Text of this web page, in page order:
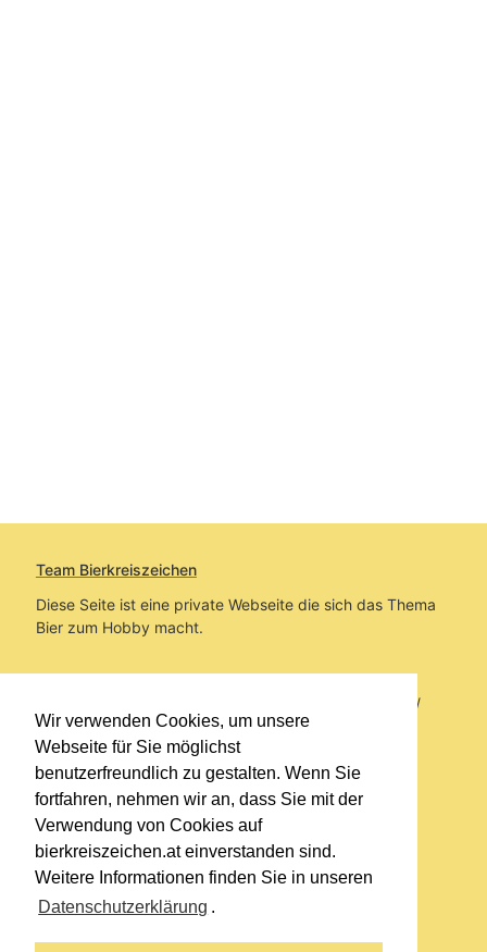
Wir verwenden Cookies, um unsere
Webseite für Sie möglichst
benutzerfreundlich zu gestalten. Wenn Sie
fortfahren, nehmen wir an, dass Sie mit der
Verwendung von Cookies auf
bierkreiszeichen.at einverstanden sind.
Weitere Informationen finden Sie in unseren
Datenschutzerklärung .
Team Bierkreiszeichen
Diese Seite ist eine private Webseite die sich das Thema
Bier zum Hobby macht.
Sie befinden sich auf https://www.bierkreiszeichen.at/
im Pfad:Übers Bier/Biersorten
Erstellt: 2023-11-20
Links
Impressum
Datenschutzerklärung